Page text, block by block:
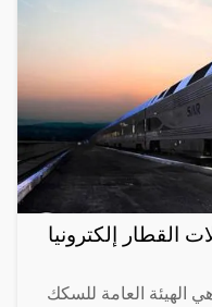
إلكترونيا
الهيئة العامة للسكك